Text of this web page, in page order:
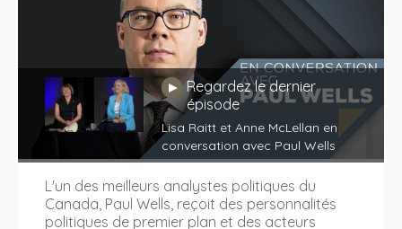
JouerRegardez le dernier
épisode
Lisa Raitt et Anne McLellan en
conversation avec Paul Wells
L'un des meilleurs analystes politiques du
Canada, Paul Wells, reçoit des personnalités
politiques de premier plan et des acteurs